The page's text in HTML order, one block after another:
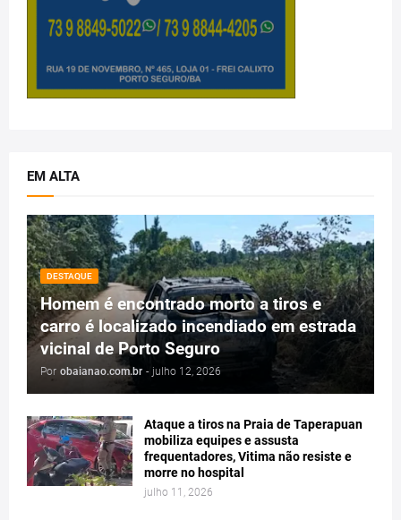
EM ALTA
DESTAQUE
Homem é encontrado morto a tiros e
carro é localizado incendiado em estrada
vicinal de Porto Seguro
Por obaianao.com.br - julho 12, 2026
Ataque a tiros na Praia de Taperapuan
mobiliza equipes e assusta
frequentadores, Vitima não resiste e
morre no hospital
julho 11, 2026